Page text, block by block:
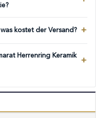
kostet der Versand?
Herrenring Keramik